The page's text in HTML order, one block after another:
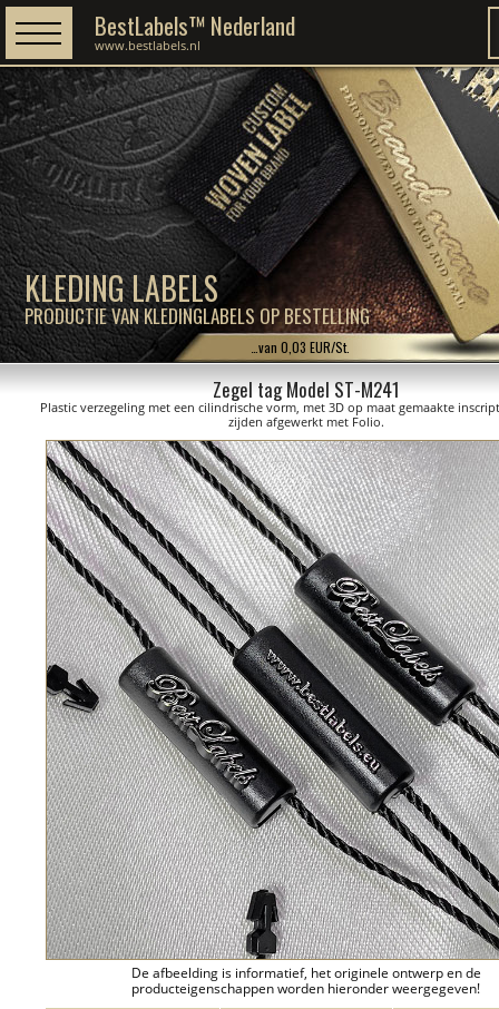
KLEDING LABELS
PRODUCTIE VAN KLEDINGLABELS OP BESTELLING
BestLabels™ Nederland
www.bestlabels.nl
…van 0,03 EUR/St.
Zegel tag Model ST-M241
Plastic verzegeling met een cilindrische vorm, met 3D op maat gemaakte
zijden afgewerkt met Folio.
De afbeelding is informatief, het originele ontwerp en de
producteigenschappen worden hieronder weergegeven!